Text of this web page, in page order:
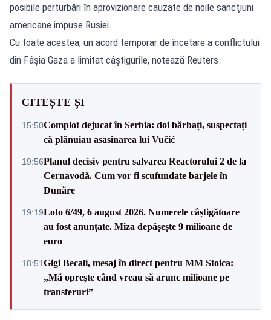
posibile perturbări în aprovizionare cauzate de noile sancţiuni
americane impuse Rusiei.
Cu toate acestea, un acord temporar de încetare a conflictului
din Fâșia Gaza a limitat câştigurile, notează Reuters.
CITEȘTE ȘI
15:50Complot dejucat în Serbia: doi bărbați, suspectați
că plănuiau asasinarea lui Vučić
19:56Planul decisiv pentru salvarea Reactorului 2 de la
Cernavodă. Cum vor fi scufundate barjele în
Dunăre
19:19Loto 6/49, 6 august 2026. Numerele câștigătoare
au fost anunțate. Miza depășește 9 milioane de
euro
18:51Gigi Becali, mesaj în direct pentru MM Stoica:
„Mă oprește când vreau să arunc milioane pe
transferuri”